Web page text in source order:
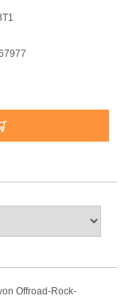
Offroad-Rock-